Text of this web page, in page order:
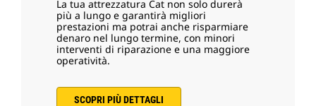
La tua attrezzatura Cat non solo durerà
più a lungo e garantirà migliori
prestazioni ma potrai anche risparmiare
denaro nel lungo termine, con minori
interventi di riparazione e una maggiore
operatività.
SCOPRI PIÙ DETTAGLI